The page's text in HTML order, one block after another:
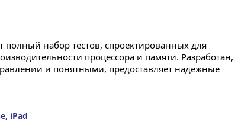
полный набор тестов, спроектированных для
процессора и памяти. Разработан,
и понятными, предоставляет надежные
iPad